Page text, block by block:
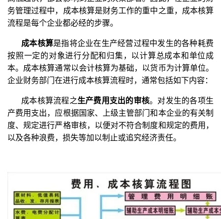
务管理过程中，成本核算是财务工作的重中之重，成本核算
流程是每个企业都必经的步骤。
成本核算是指将企业在生产经营过程中发生的各种耗费
按照一定的对象进行分配和归集，以计算总成本和单位成
本。成本核算通常以会计核算为基础，以货币为计算单位。
企业财务部门在进行成本核算流程时，通常包括如下内容：
成本核算流程之生产费用支出的审核。对发生的各项生
产费用支出，应根据国家、上级主管部门和本企业的有关制
度、规定进行严格审核，以便对不符合制度和规定的费用，
以及各种浪费，损失等加以制止或追究经济责任。